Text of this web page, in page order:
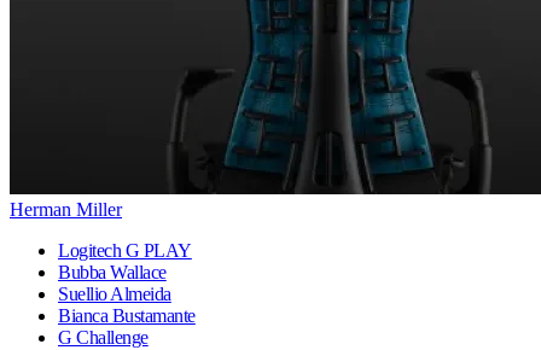
Herman Miller
Logitech G PLAY
Bubba Wallace
Suellio Almeida
Bianca Bustamante
G Challenge